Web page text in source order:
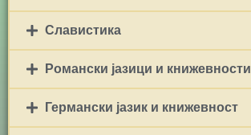
Славистика
Романски јазици и книжевности
Германски јазик и книжевност